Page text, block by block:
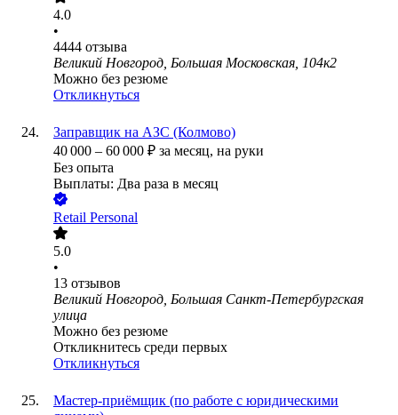
4.0
•
4444 отзыва
Великий Новгород, Большая Московская, 104к2
Можно без резюме
Откликнуться
Заправщик на АЗС (Колмово)
40 000 – 60 000 ₽ за месяц, на руки
Без опыта
Выплаты: Два раза в месяц
Retail Personal
5.0
•
13 отзывов
Великий Новгород, Большая Санкт-Петербургская
улица
Можно без резюме
Откликнитесь среди первых
Откликнуться
Мастер-приёмщик (по работе с юридическими